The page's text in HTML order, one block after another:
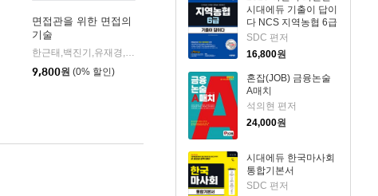
시대에듀 기출이 답이
다 NCS 지역농협 6급
필기시험
SDC 편저
16,800원
혼잡(JOB) 금융논술
A매치
석의현 편저
24,000원
시대에듀 한국마사회
통합기본서
SDC 편저
면접관을 위한 면접의
기술
한근태,백진기,유재경,조지용 저
미래의창
9,800원 (0% 할인)